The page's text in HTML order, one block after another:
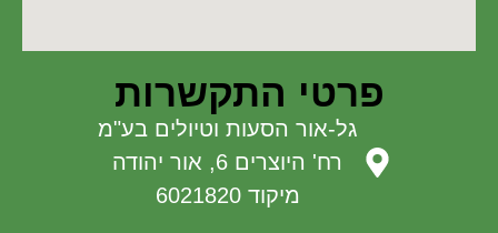
פרטי התקשרות
גל-אור הסעות וטיולים בע"מ
רח' היוצרים 6, אור יהודה
מיקוד 6021820